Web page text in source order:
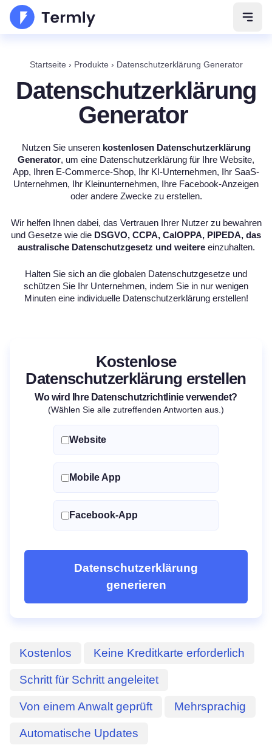
Startseite › Produkte › Datenschutzerklärung Generator
Datenschutzerklärung
Generator
Nutzen Sie unseren kostenlosen Datenschutzerklärung
Generator, um eine Datenschutzerklärung für Ihre Website,
App, Ihren E-Commerce-Shop, Ihr KI-Unternehmen, Ihr SaaS-
Unternehmen, Ihr Kleinunternehmen, Ihre Facebook-Anzeigen
oder andere Zwecke zu erstellen.
Wir helfen Ihnen dabei, das Vertrauen Ihrer Nutzer zu bewahren
und Gesetze wie die DSGVO, CCPA, CalOPPA, PIPEDA, das
australische Datenschutzgesetz und weitereeinzuhalten.
Halten Sie sich an die globalen Datenschutzgesetze und
schützen Sie Ihr Unternehmen, indem Sie in nur wenigen
Minuten eine individuelle Datenschutzerklärung erstellen!
Kostenlose
Datenschutzerklärung erstellen
Wo wird Ihre Datenschutzrichtlinie verwendet?
(Wählen Sie alle zutreffenden Antworten aus.)
Website
Mobile App
Facebook-App
Datenschutzerklärung
generieren
Kostenlos Keine Kreditkarte erforderlich
Schritt für Schritt angeleitet
Von einem Anwalt geprüft Mehrsprachig
Automatische Updates